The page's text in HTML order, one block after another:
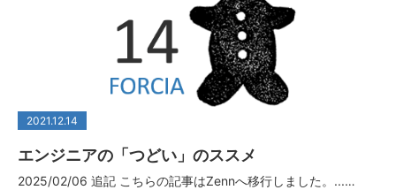
2021.12.14
エンジニアの「つどい」のススメ
2025/02/06 追記 こちらの記事はZennへ移行しました。...…